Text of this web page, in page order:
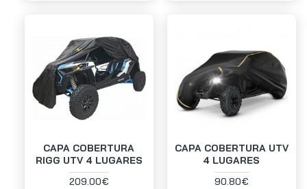
CAPA COBERTURA
RIGG UTV 4 LUGARES
209.00€
CAPA COBERTURA UTV
4 LUGARES
90.80€